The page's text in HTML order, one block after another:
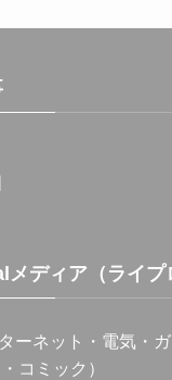
ディア（ライプ
ーネット・電気・ガ
コミック）